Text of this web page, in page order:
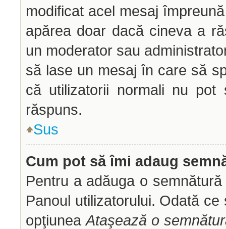
modificat acel mesaj
apărea doar dacă cineva a
un moderator sau
să lase un mesaj în care să
că utilizatorii normali nu
răspuns.
Sus
Cum pot să îmi adaug
Pentru a adăuga o
Panoul utilizatorului. Odată
opţiuneaAtaşează o